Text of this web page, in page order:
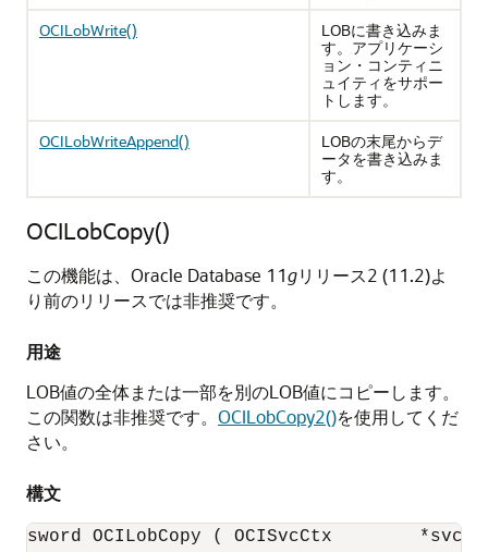
OCILobWrite()
LOBに書き込みま
す。アプリケーシ
ョン・コンティニ
ュイティをサポー
トします。
OCILobWriteAppend()
LOBの末尾からデ
ータを書き込みま
す。
OCILobCopy()
この機能は、Oracle Database 11gリリース2 (11.2)よ
り前のリリースでは非推奨です。
用途
LOB値の全体または一部を別のLOB値にコピーします。
この関数は非推奨です。 OCILobCopy2()を使用してくだ
さい。
構文
sword OCILobCopy ( OCISvcCtx